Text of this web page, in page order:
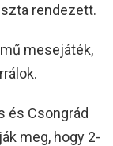
rendezett.
mesejáték,
és Csongrád
meg, hogy 2-